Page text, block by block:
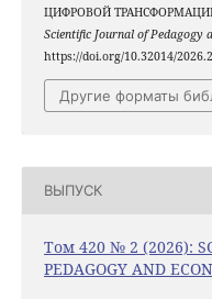
ЦИФРОВОЙ
Scientific Journal of Pedagogy
https://doi.org/10.32014/
Другие форматы
ВЫПУСК
Том 420 № 2 (2026):
PEDAGOGY AND